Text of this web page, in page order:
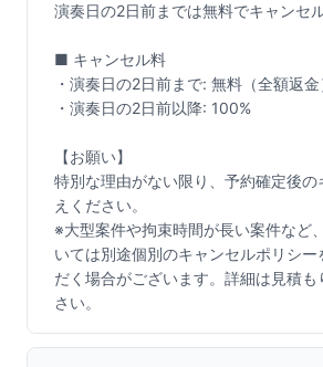
演奏日の2日前までは無料でキャンセ
■ キャンセル料
・演奏日の2日前まで: 無料（全額返金
・演奏日の2日前以降: 100%
【お願い】
特別な理由がない限り、予約確定後
えください。
※大型案件や拘束時間が長い案件など
いては別途個別のキャンセルポリシー
だく場合がございます。詳細は見積
さい。